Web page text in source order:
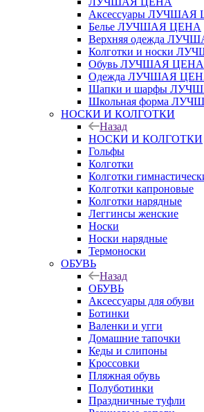
Аксессуары ЛУЧШАЯ
Белье ЛУЧШАЯ ЦЕНА
Верхняя одежда
Колготки и носки
Обувь ЛУЧШАЯ ЦЕНА
Одежда ЛУЧШАЯ
Шапки и шарфы
Школьная форма
НОСКИ И КОЛГОТКИ
Назад
НОСКИ И КОЛГОТКИ
Гольфы
Колготки
Колготки
Колготки капроновые
Колготки нарядные
Леггинсы женские
Носки
Носки нарядные
Термоноски
ОБУВЬ
Назад
ОБУВЬ
Аксессуары для обуви
Ботинки
Валенки и угги
Домашние тапочки
Кеды и слипоны
Кроссовки
Пляжная обувь
Полуботинки
Праздничные туфли